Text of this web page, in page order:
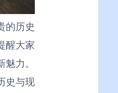
的历史
醒大家
魅力 。
史与现